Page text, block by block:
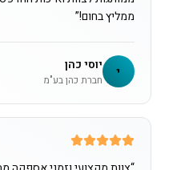
ממליץ בחום!”
י יוסי כהן
חברת כהן בע"מ